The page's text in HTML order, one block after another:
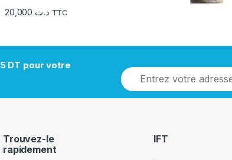
د.ت TTC
5 DT pour votre
Trouvez-le
rapidement
IFT